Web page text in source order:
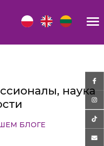
наука
БЛОГЕ